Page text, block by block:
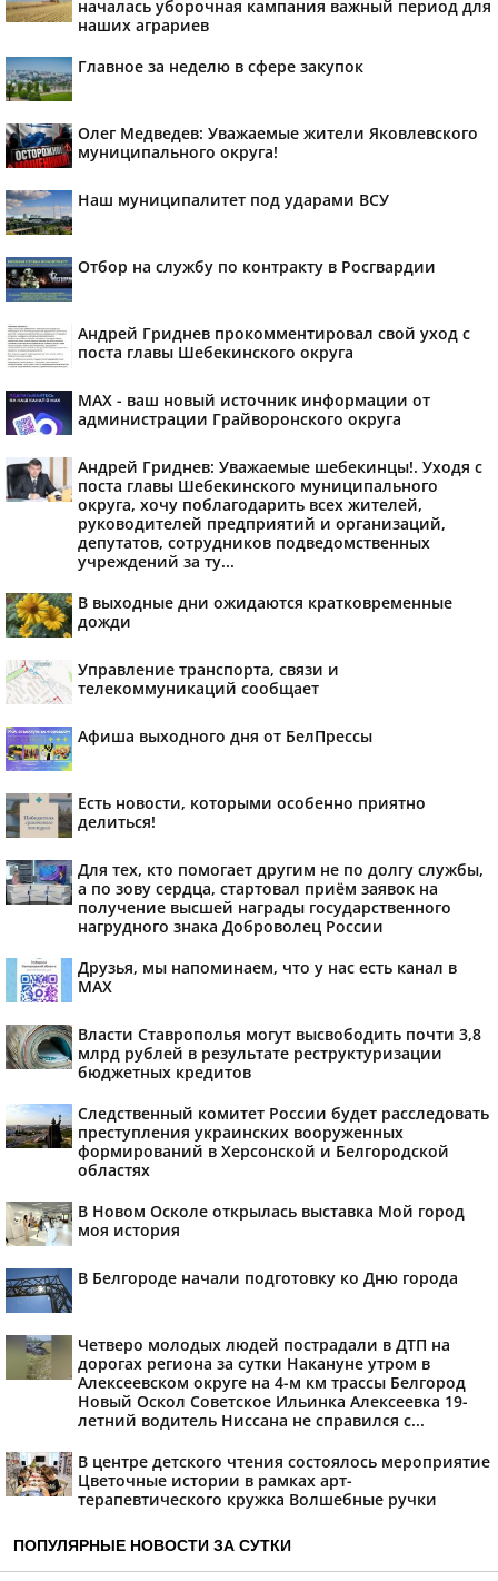
началась уборочная кампания важный период для
наших аграриев
Главное за неделю в сфере закупок
Олег Медведев: Уважаемые жители Яковлевского
муниципального округа!
Наш муниципалитет под ударами ВСУ
Отбор на службу по контракту в Росгвардии
Андрей Гриднев прокомментировал свой уход с
поста главы Шебекинского округа
MAX - ваш новый источник информации от
администрации Грайворонского округа
Андрей Гриднев: Уважаемые шебекинцы!. Уходя с
поста главы Шебекинского муниципального
округа, хочу поблагодарить всех жителей,
руководителей предприятий и организаций,
депутатов, сотрудников подведомственных
учреждений за ту...
В выходные дни ожидаются кратковременные
дожди
Управление транспорта, связи и
телекоммуникаций сообщает
Афиша выходного дня от БелПрессы
Есть новости, которыми особенно приятно
делиться!
Для тех, кто помогает другим не по долгу службы,
а по зову сердца, стартовал приём заявок на
получение высшей награды государственного
нагрудного знака Доброволец России
Друзья, мы напоминаем, что у нас есть канал в
МАХ
Власти Ставрополья могут высвободить почти 3,8
млрд рублей в результате реструктуризации
бюджетных кредитов
Следственный комитет России будет расследовать
преступления украинских вооруженных
формирований в Херсонской и Белгородской
областях
В Новом Осколе открылась выставка Мой город
моя история
В Белгороде начали подготовку ко Дню города
Четверо молодых людей пострадали в ДТП на
дорогах региона за сутки Накануне утром в
Алексеевском округе на 4-м км трассы Белгород
Новый Оскол Советское Ильинка Алексеевка 19-
летний водитель Ниссана не справился с...
В центре детского чтения состоялось мероприятие
Цветочные истории в рамках арт-
терапевтического кружка Волшебные ручки
ПОПУЛЯРНЫЕ НОВОСТИ ЗА СУТКИ